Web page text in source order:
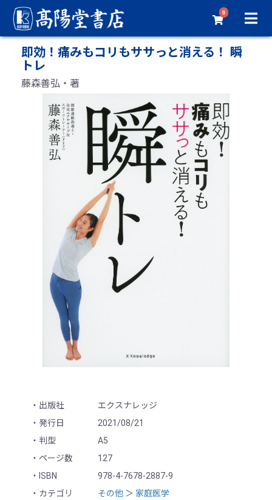
0
即効！痛みもコリもササっと消える！ 瞬
トレ
藤森善弘・著
出版社
エクスナレッジ
発行日
2021/08/21
判型
A5
ページ数
127
ISBN
978-4-7678-2887-9
カテゴリ
その他 ＞ 家庭医学